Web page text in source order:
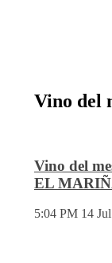
Vino del
Vino del
EL
5:04 PM 14